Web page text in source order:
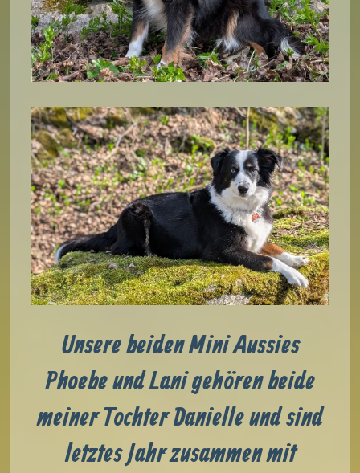
Unsere beiden Mini Aussies
Phoebe und Lani gehören beide
meiner Tochter Danielle und sind
letztes Jahr zusammen mit